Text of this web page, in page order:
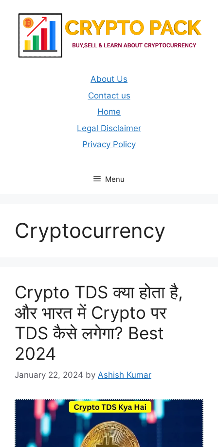
content
About Us
Contact us
Home
Legal Disclaimer
Privacy Policy
Menu
Cryptocurrency
Crypto TDS क्या होता है,
और भारत में Crypto पर
TDS कैसे लगेगा? Best
2024
January 22, 2024 by Ashish Kumar